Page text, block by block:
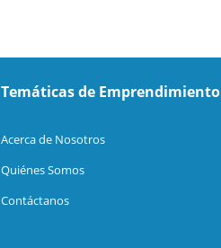
Temáticas de Emprendimiento
Acerca de Nosotros
Quiénes Somos
Contáctanos